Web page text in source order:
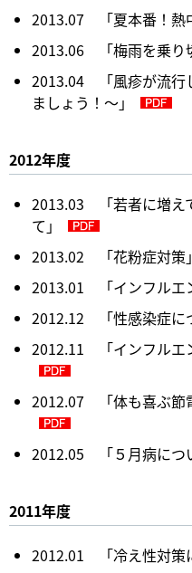
2013.07 「夏本番！熱
2013.06 「梅雨を乗り
2013.04 「風疹が流行
ましょう！～」
2012年度
2013.03 「若者に増え
て」
2013.02 「花粉症対策」
2013.01 「インフルエ
2012.12 「性感染症に
2012.11 「インフルエ
2012.07 「体も喜ぶ節
2012.05 「５月病につ
2011年度
2012.01 「冷え性対策